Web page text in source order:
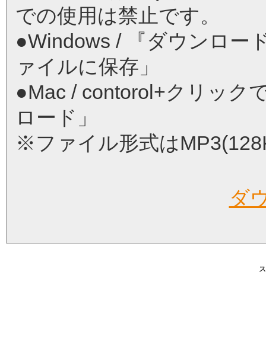
での使用は禁止です。
●Windows / 『ダウンロー
ァイルに保存」
●Mac / contorol+クリック
ロード」
※ファイル形式は
ダ